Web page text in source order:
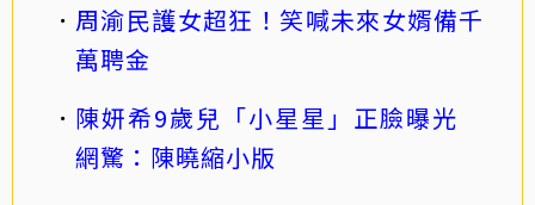
周渝民護女超狂！笑喊未來女婿備千
萬聘金
陳妍希9歲兒「小星星」正臉曝光
網驚：陳曉縮小版